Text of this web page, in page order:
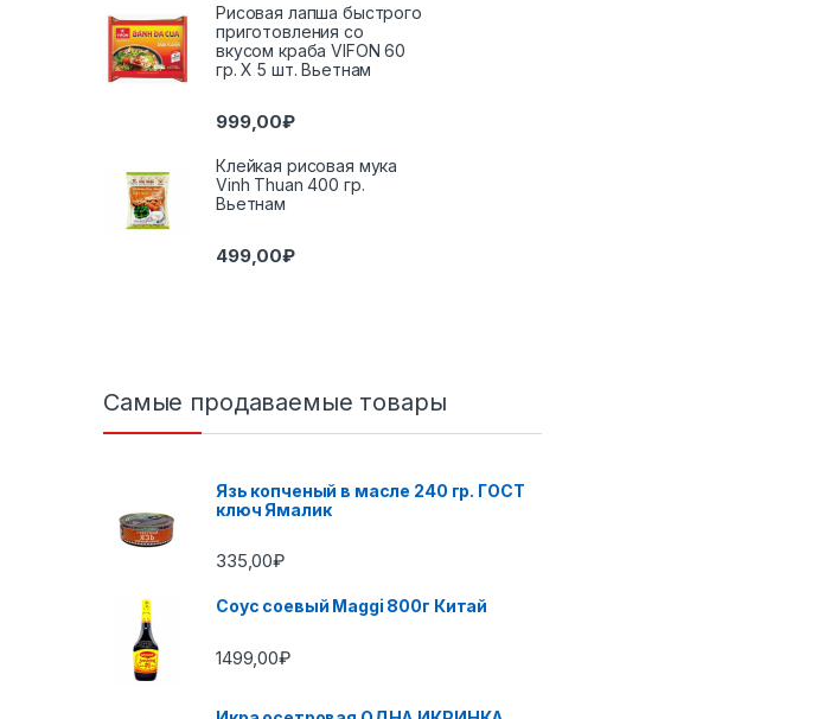
Рисовая лапша быстрого
приготовления со
вкусом краба VIFON 60
гр. Х 5 шт. Вьетнам
999,00₽
Клейкая рисовая мука
Vinh Thuan 400 гр.
Вьетнам
499,00₽
Самые продаваемые товары
Язь копченый в масле 240 гр. ГОСТ
ключ Ямалик
335,00₽
Соус соевый Maggi 800г Китай
1499,00₽